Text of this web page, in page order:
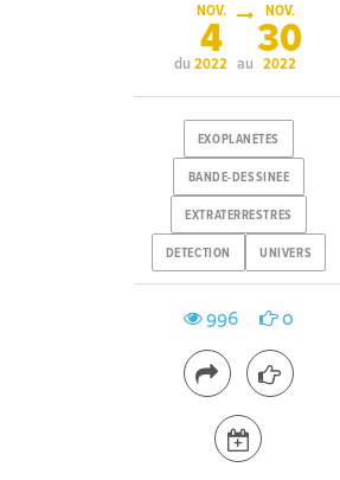
du
NOV.
4
2022 au
NOV.
30
2022
EXOPLANETES
BANDE-DESSINEE
EXTRATERRESTRES
DETECTION UNIVERS
996 0